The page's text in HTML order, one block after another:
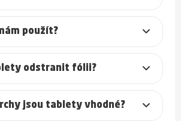
použít?
odstranit fólii?
jsou tablety vhodné?